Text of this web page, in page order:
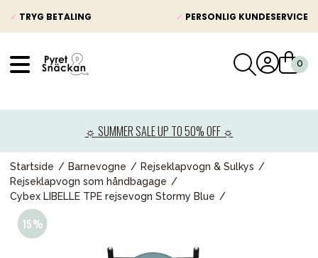
✓ TRYG BETALING ✓ PERSONLIG KUNDESERVICE
☼ SUMMER SALE UP TO 50% OFF ☼
Startside Barnevogne
Rejseklapvogn & Sulkys
Rejseklapvogn som håndbagage
Cybex LIBELLE TPE rejsevogn Stormy Blue
Barnevogne
Autostole
Babypakke
Legetøj og spil